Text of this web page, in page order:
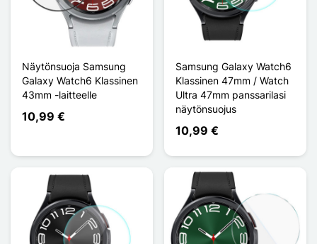
Näytönsuoja Samsung
Galaxy Watch6 Klassinen
43mm -laitteelle
10,99 €
Samsung Galaxy Watch6
Klassinen 47mm / Watch
Ultra 47mm panssarilasi
näytönsuojus
10,99 €